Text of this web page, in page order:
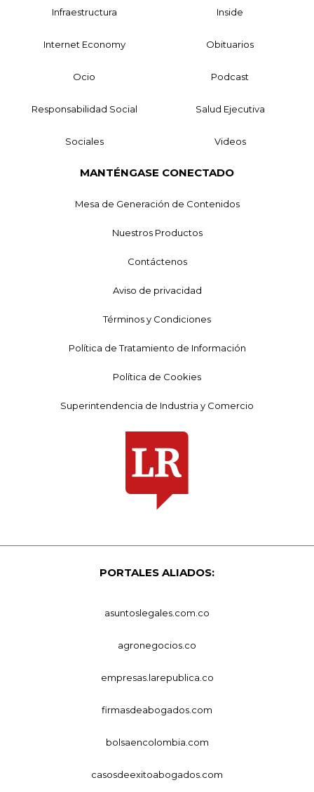
Infraestructura Inside
Internet Economy Obituarios
Ocio Podcast
Responsabilidad Social Salud Ejecutiva
Sociales Videos
MANTÉNGASE CONECTADO
Mesa de Generación de Contenidos
Nuestros Productos
Contáctenos
Aviso de privacidad
Términos y Condiciones
Política de Tratamiento de Información
Política de Cookies
Superintendencia de Industria y Comercio
PORTALES ALIADOS:
asuntoslegales.com.co
agronegocios.co
empresas.larepublica.co
firmasdeabogados.com
bolsaencolombia.com
casosdeexitoabogados.com